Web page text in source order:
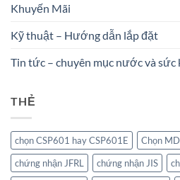
Khuyến Mãi
Kỹ thuật – Hướng dẫn lắp đặt
Tin tức – chuyên mục nước và sức
THẺ
chọn CSP601 hay CSP601E
Chọn
chứng nhận JFRL
chứng nhận JIS